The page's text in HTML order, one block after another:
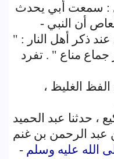
: سمعت أبي يحدث
أن النبي -
ذكر أهل النار : "
مناع " . تفرد
الغليظ ،
، حدثنا عبد الحميد
الرحمن بن غنم
الله عليه وسلم -